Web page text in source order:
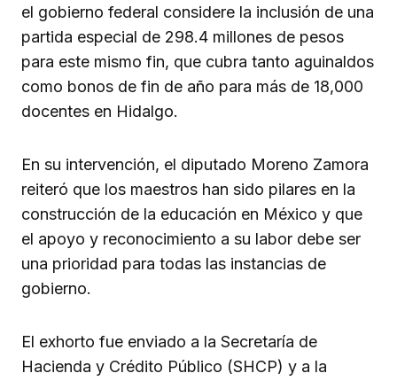
el gobierno federal considere la inclusión de una
partida especial de 298.4 millones de pesos
para este mismo fin, que cubra tanto aguinaldos
como bonos de fin de año para más de 18,000
docentes en Hidalgo.
En su intervención, el diputado Moreno Zamora
reiteró que los maestros han sido pilares en la
construcción de la educación en México y que
el apoyo y reconocimiento a su labor debe ser
una prioridad para todas las instancias de
gobierno.
El exhorto fue enviado a la Secretaría de
Hacienda y Crédito Público (SHCP) y a la